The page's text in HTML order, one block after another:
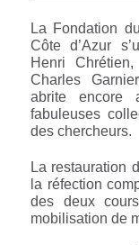
La Fondation
Côte d’Azur
Henri
Charles
abrite encore
fabuleuses
des chercheurs.
La restauration
la réfection
des deux
mobilisation de